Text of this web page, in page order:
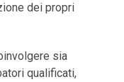
dei propri
sia
qualificati,